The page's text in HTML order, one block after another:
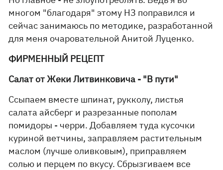
многом "благодаря" этому НЗ поправился и
сейчас занимаюсь по методике, разработанной
для меня очаровательной Анитой Луценко.
ФИРМЕННЫЙ РЕЦЕПТ
Салат от Жеки Литвинковича - "В пути"
Ссыпаем вместе шпинат, рукколу, листья
салата айсберг и разрезанные пополам
помидоры - черри. Добавляем туда кусочки
куриной ветчины, заправляем растительным
маслом (лучше оливковым), приправляем
солью и перцем по вкусу. Сбрызгиваем все